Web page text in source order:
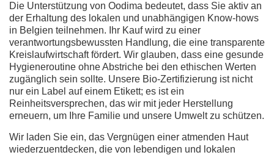
Die Unterstützung von Oodima bedeutet, dass Sie aktiv an
der Erhaltung des lokalen und unabhängigen Know-hows
in Belgien teilnehmen. Ihr Kauf wird zu einer
verantwortungsbewussten Handlung, die eine transparente
Kreislaufwirtschaft fördert. Wir glauben, dass eine gesunde
Hygieneroutine ohne Abstriche bei den ethischen Werten
zugänglich sein sollte. Unsere Bio-Zertifizierung ist nicht
nur ein Label auf einem Etikett; es ist ein
Reinheitsversprechen, das wir mit jeder Herstellung
erneuern, um Ihre Familie und unsere Umwelt zu schützen.
Wir laden Sie ein, das Vergnügen einer atmenden Haut
wiederzuentdecken, die von lebendigen und lokalen